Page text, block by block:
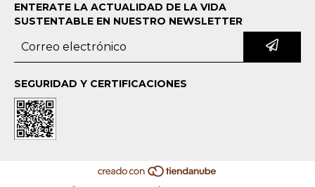
ENTERATE LA ACTUALIDAD DE LA VIDA
SUSTENTABLE EN NUESTRO NEWSLETTER
SEGURIDAD Y CERTIFICACIONES